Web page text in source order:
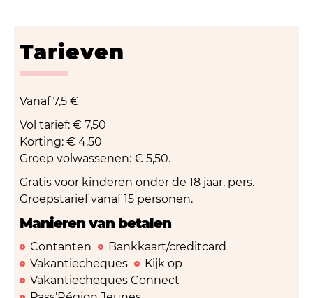
Tarieven
Vanaf 7,5 €
Vol tarief: € 7,50
Korting: € 4,50
Groep volwassenen: € 5,50.
Gratis voor kinderen onder de 18 jaar, pers.
Groepstarief vanaf 15 personen.
Manieren van betalen
Contanten
Bankkaart/creditcard
Vakantiecheques
Kijk op
Vakantiecheques Connect